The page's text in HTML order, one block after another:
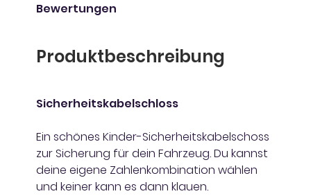
Bewertungen
Produktbeschreibung
Sicherheitskabelschloss
Ein schönes Kinder-Sicherheitskabelschoss
zur Sicherung für dein Fahrzeug. Du kannst
deine eigene Zahlenkombination wählen
und keiner kann es dann klauen.